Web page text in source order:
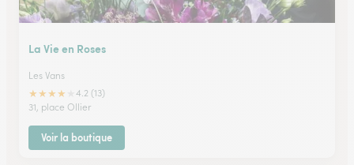
La Vie en Roses
Les Vans
★★★★
4.2 (13)
31, place Ollier
Voir la boutique